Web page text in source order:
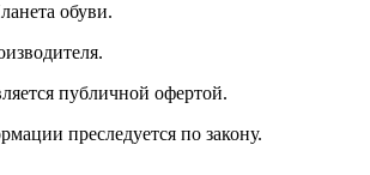
обуви.
публичной офертой.
преследуется по закону.